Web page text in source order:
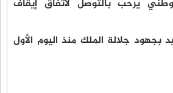
يُرحب بالتوصل لاتفاق إيقاف
بجهود جلالة الملك منذ اليوم الأول